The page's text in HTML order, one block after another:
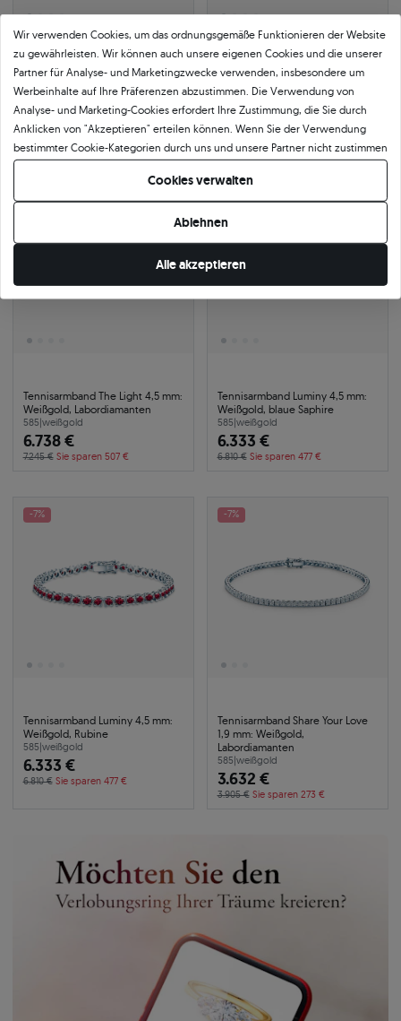
Tennisarmband Luminy 4,5 mm:
Weißgold, schwarze Diamanten
585|weißgold
6.561 €
7.055 € Sie sparen 494 €
Tennisarmband The Light 4,5 mm:
Weißgold, Diamanten
4.60 ct| SI2/H
10.040 €
10.351 € Sie sparen 311 €
Tennisarmband The Light 4,5 mm:
Weißgold, Labordiamanten
585|weißgold
6.738 €
7.245 € Sie sparen 507 €
Tennisarmband Luminy 4,5 mm:
Weißgold, blaue Saphire
585|weißgold
6.333 €
6.810 € Sie sparen 477 €
-7%
Tennisarmband Luminy 4,5 mm:
Weißgold, Rubine
585|weißgold
6.333 €
6.810 € Sie sparen 477 €
-7%
Tennisarmband Share Your Love
1,9 mm: Weißgold,
Labordiamanten
585|weißgold
3.632 €
3.905 € Sie sparen 273 €
Wir verwenden Cookies, um das ordnungsgemäße Funktionieren der Website
zu gewährleisten. Wir können auch unsere eigenen Cookies und die unserer
Partner für Analyse- und Marketingzwecke verwenden, insbesondere um
Werbeinhalte auf Ihre Präferenzen abzustimmen. Die Verwendung von
Analyse- und Marketing-Cookies erfordert Ihre Zustimmung, die Sie durch
Anklicken von "Akzeptieren" erteilen können. Wenn Sie der Verwendung
bestimmter Cookie-Kategorien durch uns und unsere Partner nicht zustimmen
möchten, klicken Sie auf "Lassen Sie mich wählen" und bestimmen Sie Ihre
Präferenzen. Sie können Ihre Zustimmung jederzeit widerrufen, indem Sie
Ihre Cookie-Einstellungen ändern.
Cookies verwalten
Ablehnen
Alle akzeptieren